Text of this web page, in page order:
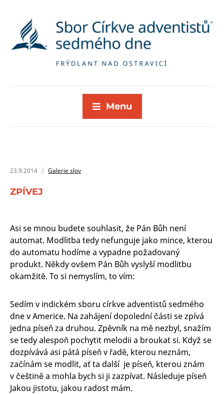
Menu
23.9.2014 Galerie slov
ZPÍVEJ
Asi se mnou budete souhlasit, že Pán Bůh není
automat. Modlitba tedy nefunguje jako mince, kterou
do automatu hodíme a vypadne požadovaný
produkt. Někdy ovšem Pán Bůh vyslyší modlitbu
okamžitě. To si nemyslím, to vím:
Sedím v indickém sboru církve adventistů sedmého
dne v Americe. Na zahájení dopolední části se zpívá
jedna píseň za druhou. Zpěvník na mě nezbyl, snažím
se tedy alespoň pochytit melodii a broukat si. Když se
dozpívává asi pátá píseň v řadě, kterou neznám,
začínám se modlit, ať ta další je píseň, kterou znám
v češtině a mohla bych si ji zazpívat. Následuje píseň
Jakou jistotu, jakou radost mám.